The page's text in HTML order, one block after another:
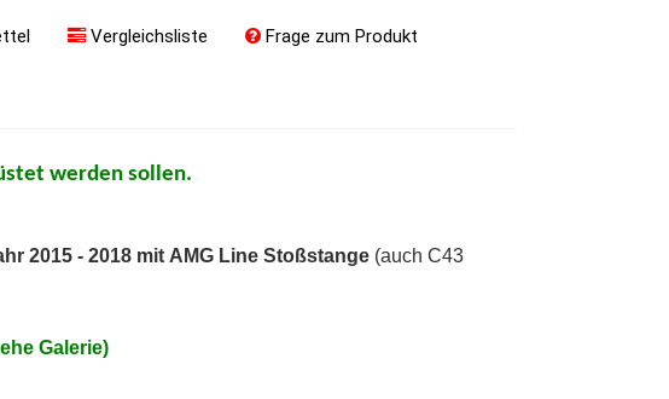
Vergleichsliste Frage zum Produkt
werden sollen.
2015 - 2018 mit AMG Line Stoßstange (auch C43
Galerie)